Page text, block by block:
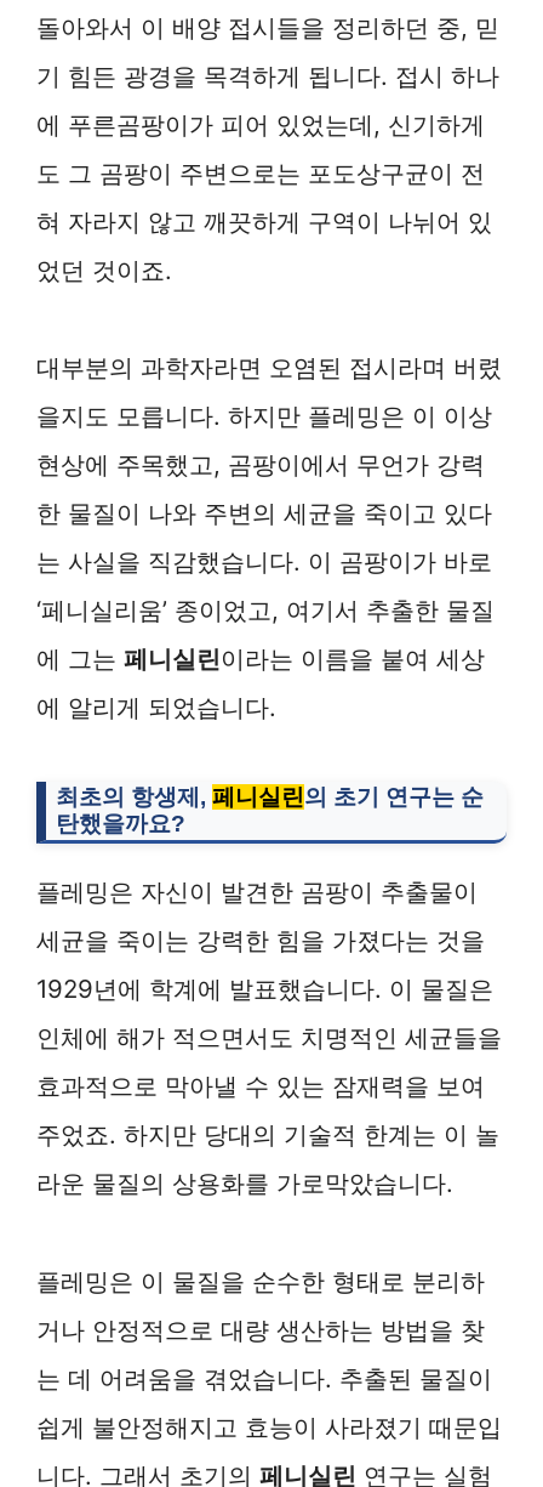
돌아와서 이 배양 접시들을 정리하던 중, 믿
기 힘든 광경을 목격하게 됩니다. 접시 하나
에 푸른곰팡이가 피어 있었는데, 신기하게
도 그 곰팡이 주변으로는 포도상구균이 전
혀 자라지 않고 깨끗하게 구역이 나뉘어 있
었던 것이죠.
대부분의 과학자라면 오염된 접시라며 버렸
을지도 모릅니다. 하지만 플레밍은 이 이상
현상에 주목했고, 곰팡이에서 무언가 강력
한 물질이 나와 주변의 세균을 죽이고 있다
는 사실을 직감했습니다. 이 곰팡이가 바로
‘페니실리움’ 종이었고, 여기서 추출한 물질
에 그는 페니실린이라는 이름을 붙여 세상
에 알리게 되었습니다.
최초의 항생제, 페니실린의 초기 연구는 순
탄했을까요?
플레밍은 자신이 발견한 곰팡이 추출물이
세균을 죽이는 강력한 힘을 가졌다는 것을
1929년에 학계에 발표했습니다. 이 물질은
인체에 해가 적으면서도 치명적인 세균들을
효과적으로 막아낼 수 있는 잠재력을 보여
주었죠. 하지만 당대의 기술적 한계는 이 놀
라운 물질의 상용화를 가로막았습니다.
플레밍은 이 물질을 순수한 형태로 분리하
거나 안정적으로 대량 생산하는 방법을 찾
는 데 어려움을 겪었습니다. 추출된 물질이
쉽게 불안정해지고 효능이 사라졌기 때문입
니다. 그래서 초기의 페니실린 연구는 실험